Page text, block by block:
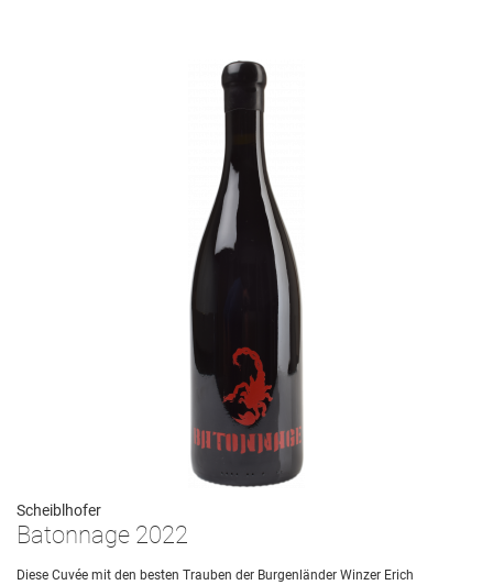
Scheiblhofer
Batonnage 2022
Diese Cuvée mit den besten Trauben der Burgenländer Winzer Erich